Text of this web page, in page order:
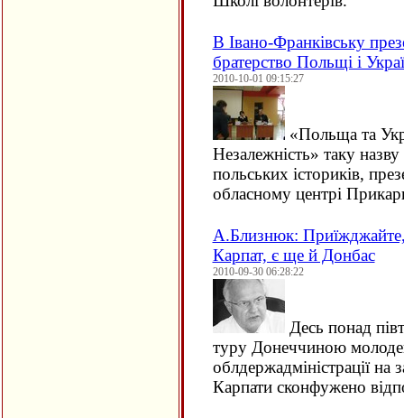
В Івано-Франківську
братерство Польщі і
2010-10-01 09:15:27
«Польща та
Незалежність» таку
польських істориків,
обласному центрі
А.Близнюк:
Карпат, є ще й Донбас
2010-09-30 06:28:22
Десь понад
туру Донеччиною
облдержадміністрації
Карпати сконфужено